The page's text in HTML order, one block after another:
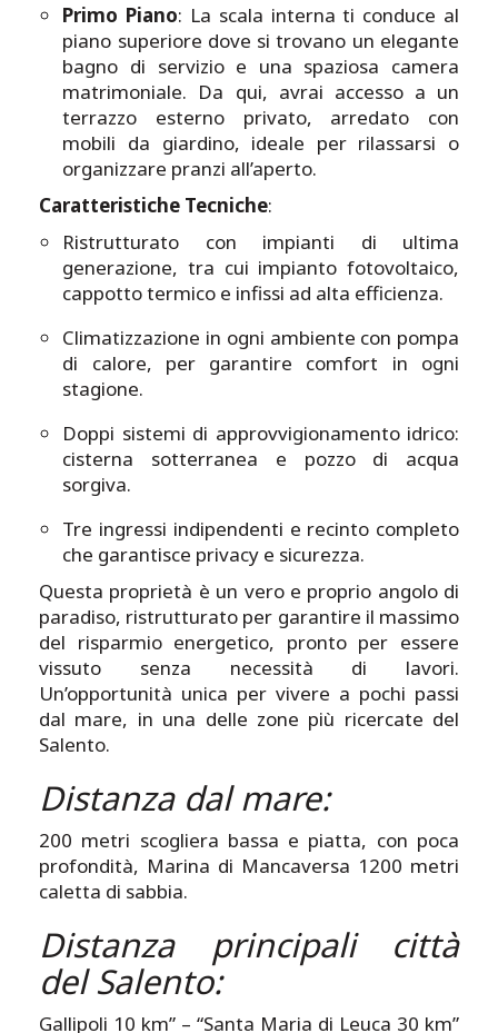
Primo Piano: La scala interna ti conduce al
piano superiore dove si trovano un elegante
bagno di servizio e una spaziosa camera
matrimoniale. Da qui, avrai accesso a un
terrazzo esterno privato, arredato con
mobili da giardino, ideale per rilassarsi o
organizzare pranzi all’aperto.
Caratteristiche Tecniche:
Ristrutturato con impianti di ultima
generazione, tra cui impianto fotovoltaico,
cappotto termico e infissi ad alta efficienza.
Climatizzazione in ogni ambiente con pompa
di calore, per garantire comfort in ogni
stagione.
Doppi sistemi di approvvigionamento idrico:
cisterna sotterranea e pozzo di acqua
sorgiva.
Tre ingressi indipendenti e recinto completo
che garantisce privacy e sicurezza.
Questa proprietà è un vero e proprio angolo di
paradiso, ristrutturato per garantire il massimo
del risparmio energetico, pronto per essere
vissuto senza necessità di lavori.
Un’opportunità unica per vivere a pochi passi
dal mare, in una delle zone più ricercate del
Salento.
Distanza dal mare:
200 metri scogliera bassa e piatta, con poca
profondità, Marina di Mancaversa 1200 metri
caletta di sabbia.
Distanza principali città
del Salento:
Gallipoli 10 km” – “Santa Maria di Leuca 30 km”